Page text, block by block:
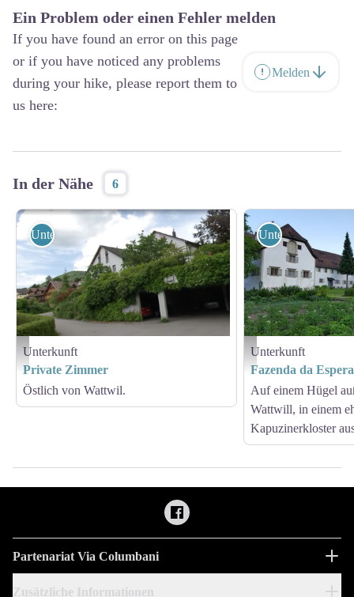
Ein Problem oder einen Fehler melden
If you have found an error on this page
or if you have noticed any problems
during your hike, please report them to
us here:
Melden
In der Nähe 6
Private Zimmer
Unterkunft
Unterkunft
Private Zimmer
Östlich von Wattwil.
Fazenda da Esperança -
Unterkunft
Unterkunft
Fazenda da
Auf einem Hügel
Wattwill, in einem
Kapuzinerkloster
Partenariat Via Columbani
Zusätzliche Informationen